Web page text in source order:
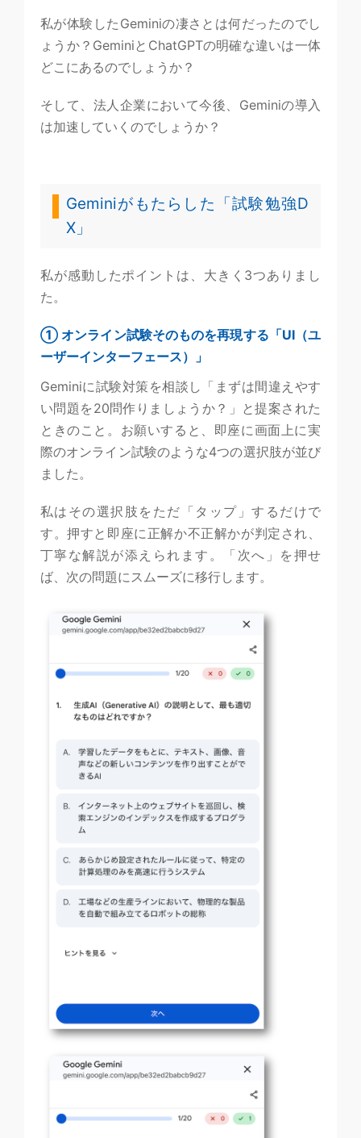
私が体験したGeminiの凄さとは何だったのでし
ょうか？GeminiとChatGPTの明確な違いは一体
どこにあるのでしょうか？
そして、法人企業において今後、Geminiの導入
は加速していくのでしょうか？
Geminiがもたらした「試験勉強D
X」
私が感動したポイントは、大きく3つありまし
た。
① オンライン試験そのものを再現する「UI（ユ
ーザーインターフェース）」
Geminiに試験対策を相談し「まずは間違えやす
い問題を20問作りましょうか？」と提案された
ときのこと。お願いすると、即座に画面上に実
際のオンライン試験のような4つの選択肢が並び
ました。
私はその選択肢をただ「タップ」するだけで
す。押すと即座に正解か不正解かが判定され、
丁寧な解説が添えられます。「次へ」を押せ
ば、次の問題にスムーズに移行します。